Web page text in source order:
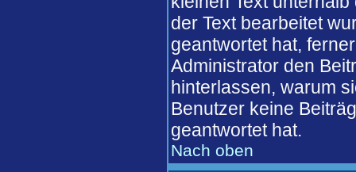
der Text bearbeitet
geantwortet hat,
Administrator den
hinterlassen, warum
Benutzer keine
geantwortet hat.
Nach oben